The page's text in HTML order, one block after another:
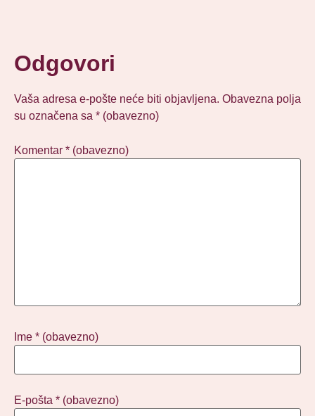
Odgovori
Vaša adresa e-pošte neće biti objavljena. Obavezna polja
su označena sa * (obavezno)
Komentar * (obavezno)
Ime * (obavezno)
E-pošta * (obavezno)